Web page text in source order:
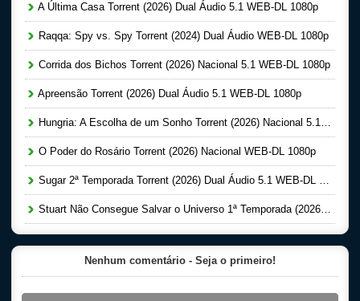
A Última Casa Torrent (2026) Dual Áudio 5.1 WEB-DL 1080p
Raqqa: Spy vs. Spy Torrent (2024) Dual Áudio WEB-DL 1080p
Corrida dos Bichos Torrent (2026) Nacional 5.1 WEB-DL 1080p
Apreensão Torrent (2026) Dual Áudio 5.1 WEB-DL 1080p
Hungria: A Escolha de um Sonho Torrent (2026) Nacional 5.1 WEB-DL 1080p
O Poder do Rosário Torrent (2026) Nacional WEB-DL 1080p
Sugar 2ª Temporada Torrent (2026) Dual Áudio 5.1 WEB-DL 1080p
Stuart Não Consegue Salvar o Universo 1ª Temporada (2026) Dual Áudio 5.1 WEB-DL 1080p
Nenhum comentário - Seja o primeiro!